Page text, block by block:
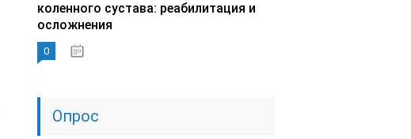
коленного сустава: реабилитация и
осложнения
0
Опрос